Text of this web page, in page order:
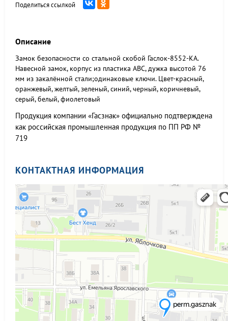
Поделиться ссылкой
Описание
Замок безопасности со стальной скобой Гаслок-8552-KA.
Навесной замок, корпус из пластика АВС, дужка высотой 76
мм из закалённой стали;одинаковые ключи. Цвет-красный,
оранжевый, желтый, зеленый, синий, черный, коричневый,
серый, белый, фиолетовый
Продукция компании «Гасзнак» официально подтверждена
как российская промышленная продукция по ПП РФ №
719
КОНТАКТНАЯ ИНФОРМАЦИЯ